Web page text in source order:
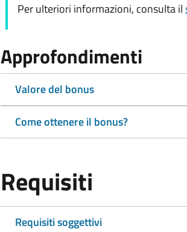
Per ulteriori informazioni, consulta il
Approfondimenti
Valore del bonus
Come ottenere il bonus?
Requisiti
Requisiti soggettivi